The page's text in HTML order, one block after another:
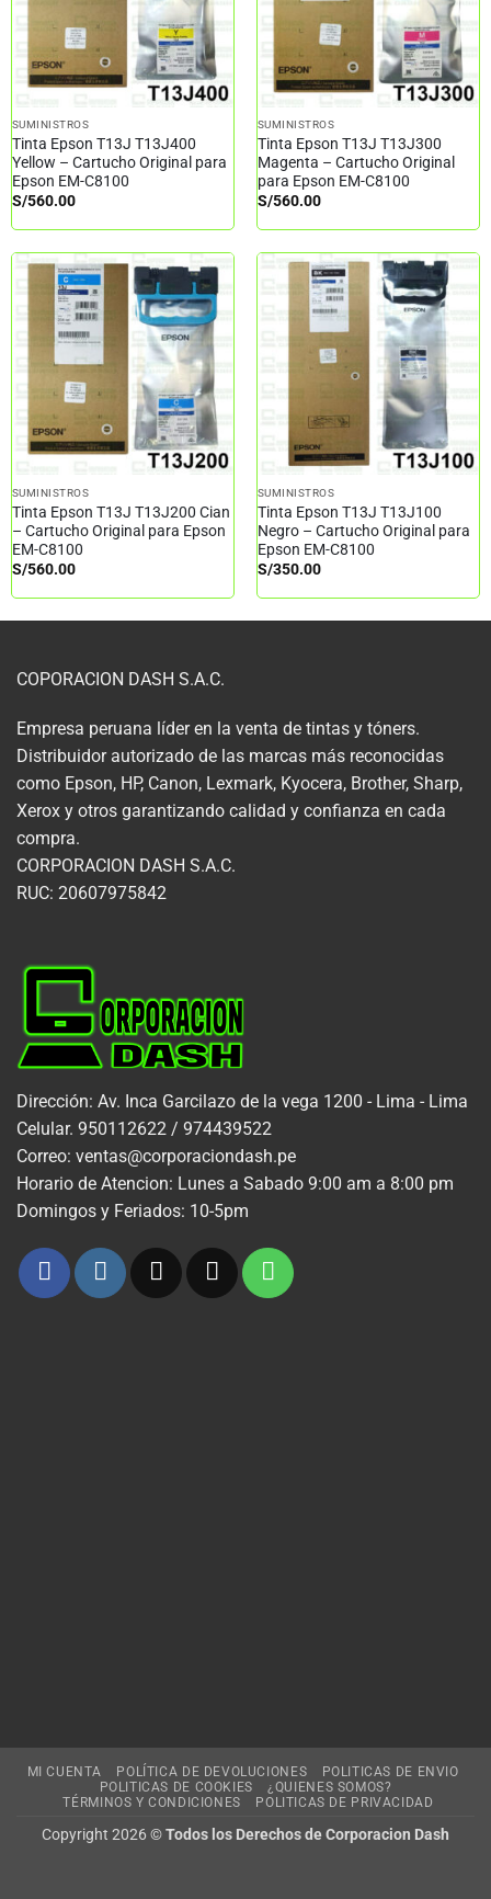
SUMINISTROS
Tinta Epson T13J T13J400
Yellow – Cartucho Original para
Epson EM-C8100
S/560.00
SUMINISTROS
Tinta Epson T13J T13J300
Magenta – Cartucho Original
para Epson EM-C8100
S/560.00
SUMINISTROS
Tinta Epson T13J T13J200 Cian
– Cartucho Original para Epson
EM-C8100
S/560.00
SUMINISTROS
Tinta Epson T13J T13J100
Negro – Cartucho Original para
Epson EM-C8100
S/350.00
COPORACION DASH S.A.C.
Empresa peruana líder en la venta de tintas y tóners.
Distribuidor autorizado de las marcas más reconocidas
como Epson, HP, Canon, Lexmark, Kyocera, Brother, Sharp,
Xerox y otros garantizando calidad y confianza en cada
compra.
CORPORACION DASH S.A.C.
RUC: 20607975842
Dirección: Av. Inca Garcilazo de la vega 1200 - Lima - Lima
Celular. 950112622 / 974439522
Correo: ventas@corporaciondash.pe
Horario de Atencion: Lunes a Sabado 9:00 am a 8:00 pm
Domingos y Feriados: 10-5pm
MI CUENTA POLÍTICA DE DEVOLUCIONES
POLITICAS DE ENVIO
POLITICAS DE COOKIES
¿QUIENES SOMOS?
TÉRMINOS Y CONDICIONES
POLITICAS DE PRIVACIDAD
Copyright 2026 ©Todos los Derechos de Corporacion Dash